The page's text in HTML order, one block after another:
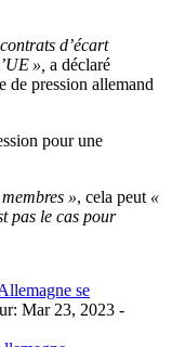
d’écart
», a déclaré
de pression allemand
pour une
», cela peut «
pas le cas pour
se
Mar 23, 2023 -